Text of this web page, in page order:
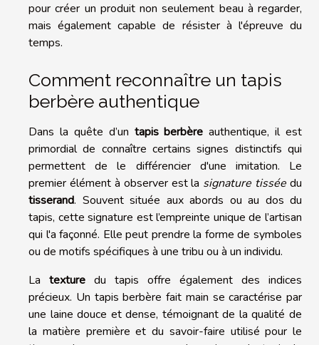
pour créer un produit non seulement beau à regarder,
mais également capable de résister à l'épreuve du
temps.
Comment reconnaître un tapis
berbère authentique
Dans la quête d’un tapis berbère authentique, il est
primordial de connaître certains signes distinctifs qui
permettent de le différencier d'une imitation. Le
premier élément à observer est la signature tissée du
tisserand. Souvent située aux abords ou au dos du
tapis, cette signature est l’empreinte unique de l’artisan
qui l'a façonné. Elle peut prendre la forme de symboles
ou de motifs spécifiques à une tribu ou à un individu.
La texture du tapis offre également des indices
précieux. Un tapis berbère fait main se caractérise par
une laine douce et dense, témoignant de la qualité de
la matière première et du savoir-faire utilisé pour le